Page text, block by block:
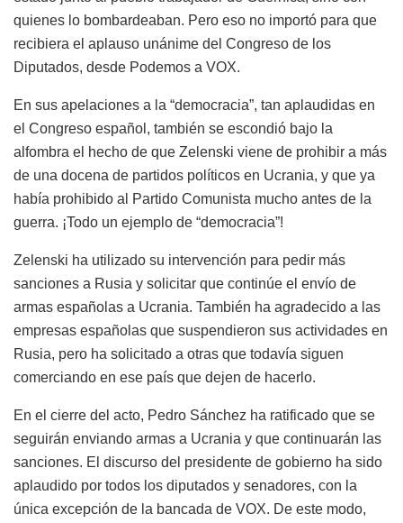
quienes lo bombardeaban. Pero eso no importó para que
recibiera el aplauso unánime del Congreso de los
Diputados, desde Podemos a VOX.
En sus apelaciones a la “democracia”, tan aplaudidas en
el Congreso español, también se escondió bajo la
alfombra el hecho de que Zelenski viene de prohibir a más
de una docena de partidos políticos en Ucrania, y que ya
había prohibido al Partido Comunista mucho antes de la
guerra. ¡Todo un ejemplo de “democracia”!
Zelenski ha utilizado su intervención para pedir más
sanciones a Rusia y solicitar que continúe el envío de
armas españolas a Ucrania. También ha agradecido a las
empresas españolas que suspendieron sus actividades en
Rusia, pero ha solicitado a otras que todavía siguen
comerciando en ese país que dejen de hacerlo.
En el cierre del acto, Pedro Sánchez ha ratificado que se
seguirán enviando armas a Ucrania y que continuarán las
sanciones. El discurso del presidente de gobierno ha sido
aplaudido por todos los diputados y senadores, con la
única excepción de la bancada de VOX. De este modo,